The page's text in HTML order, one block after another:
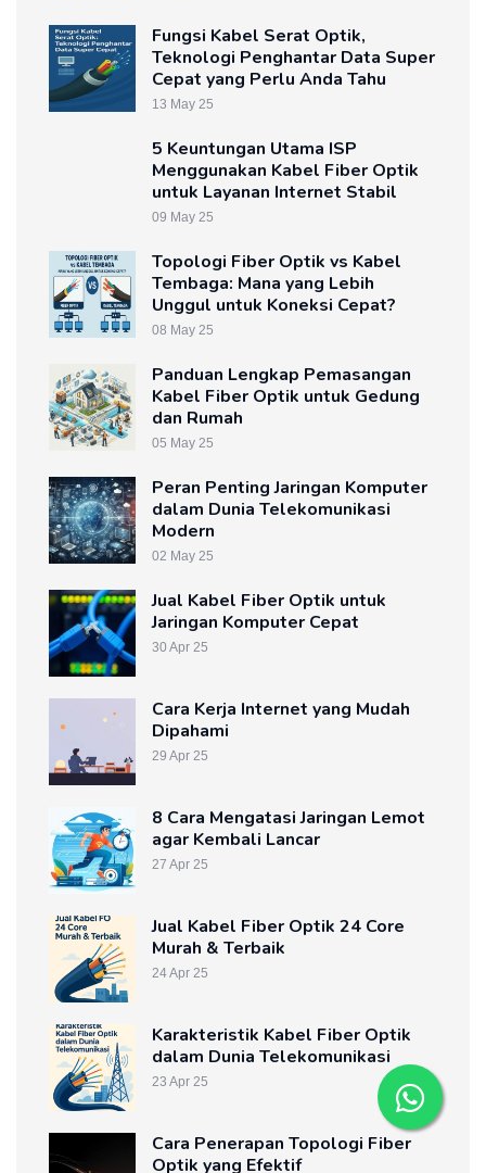
Fungsi Kabel Serat Optik,
Teknologi Penghantar Data Super
Cepat yang Perlu Anda Tahu
13 May 25
5 Keuntungan Utama ISP
Menggunakan Kabel Fiber Optik
untuk Layanan Internet Stabil
09 May 25
Topologi Fiber Optik vs Kabel
Tembaga: Mana yang Lebih
Unggul untuk Koneksi Cepat?
08 May 25
Panduan Lengkap Pemasangan
Kabel Fiber Optik untuk Gedung
dan Rumah
05 May 25
Peran Penting Jaringan Komputer
dalam Dunia Telekomunikasi
Modern
02 May 25
Jual Kabel Fiber Optik untuk
Jaringan Komputer Cepat
30 Apr 25
Cara Kerja Internet yang Mudah
Dipahami
29 Apr 25
8 Cara Mengatasi Jaringan Lemot
agar Kembali Lancar
27 Apr 25
Jual Kabel Fiber Optik 24 Core
Murah & Terbaik
24 Apr 25
Karakteristik Kabel Fiber Optik
dalam Dunia Telekomunikasi
23 Apr 25
Cara Penerapan Topologi Fiber
Optik yang Efektif